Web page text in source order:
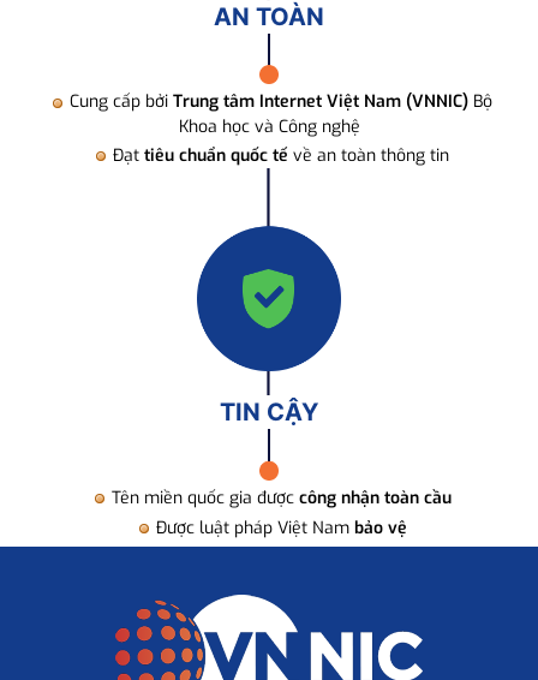
AN TOÀN
Cung cấp bởi Trung tâm Internet Việt Nam (VNNIC) Bộ
Khoa học và Công nghệ
Đạt tiêu chuẩn quốc tế về an toàn thông tin
TIN CẬY
Tên miền quốc gia được công nhận toàn cầu
Được luật pháp Việt Nam bảo vệ